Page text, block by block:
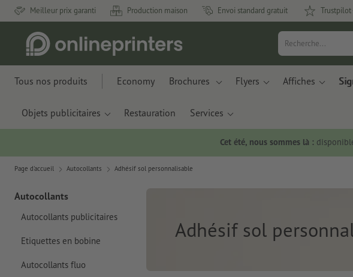
Meilleur prix garanti Production maison Envoi standard gratuit
Tous nos produits Economy Brochures Flyers Affiches
Objets publicitaires Restauration Services
Cet été, nous sommes là :
Page d'accueil Autocollants Adhésif sol personnalisable
Autocollants
Autocollants publicitaires
Etiquettes en bobine
Autocollants fluo
Adhésif sol